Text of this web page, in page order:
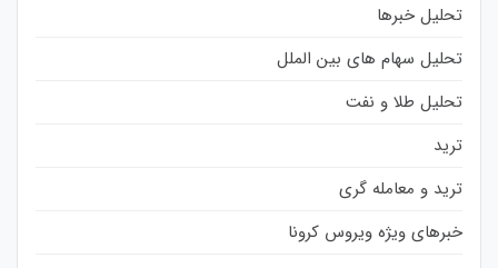
تحلیل خبرها
تحلیل سهام های بین الملل
تحلیل طلا و نفت
ترید
ترید و معامله گری
خبرهای ویژه ویروس کرونا